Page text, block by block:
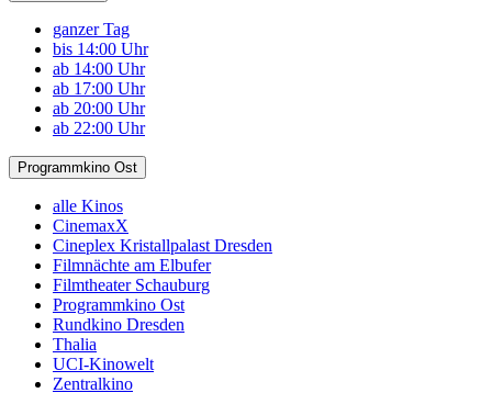
ganzer Tag
bis 14:00 Uhr
ab 14:00 Uhr
ab 17:00 Uhr
ab 20:00 Uhr
ab 22:00 Uhr
Programmkino Ost
alle Kinos
CinemaxX
Cineplex Kristallpalast Dresden
Filmnächte am Elbufer
Filmtheater Schauburg
Programmkino Ost
Rundkino Dresden
Thalia
UCI-Kinowelt
Zentralkino